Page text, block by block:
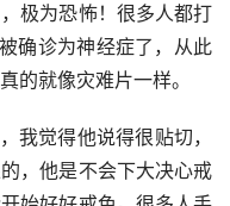
极为恐怖！很多人都打
确诊为神经症了，从此
的就像灾难片一样。
我觉得他说得很贴切，
，他是不会下大决心戒